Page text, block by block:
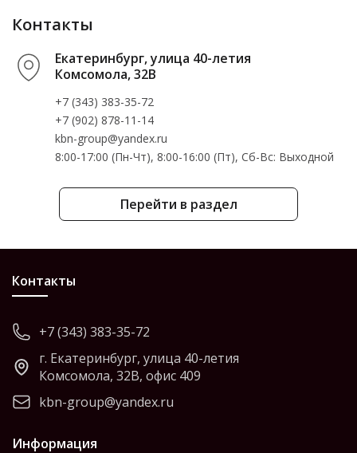
Перейти в раздел
Контакты
Екатеринбург, улица 40-летия
Комсомола, 32В
+7 (343) 383-35-72
+7 (902) 878-11-14
kbn-group@yandex.ru
8:00-17:00 (Пн-Чт), 8:00-16:00 (Пт), Cб-Вс: Выходной
Контакты
+7 (343) 383-35-72
г. Екатеринбург, улица 40-летия
Комсомола, 32В, офис 409
kbn-group@yandex.ru
Информация